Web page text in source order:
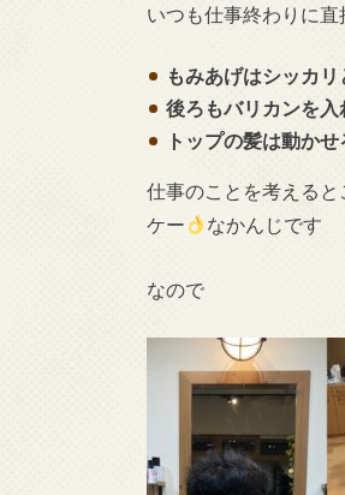
いつも仕事終わりに
もみあげはシッカ
後ろもバリカンを
トップの髪は動か
仕事のことを考える
ケー
なかんじです
なので